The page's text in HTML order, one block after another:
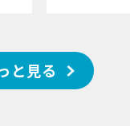
と見る